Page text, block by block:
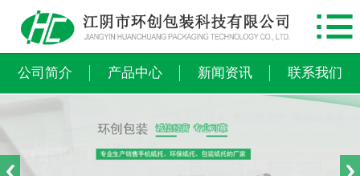
网站首页
产品中心

公司简介 产品中心 新闻资讯 联系我们